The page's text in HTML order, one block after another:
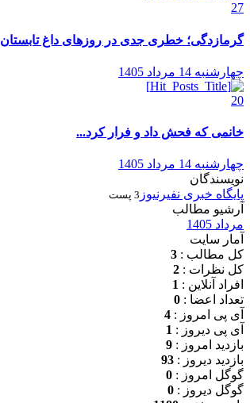
27
گرمازدگی؛ خطری جدی در روزهای داغ تابستان
چهارشنبه 14 مرداد 1405
20
خانمی که فحش داد و فرار کرد...
چهارشنبه 14 مرداد 1405
نویسندگان
پایگاه خبری نفیرنیوز 3 پست
آرشیو مطالب
مرداد 1405
آمار سایت
کل مطالب : 3
کل نظرات : 2
افراد آنلاین : 1
تعداد اعضا : 0
آی پی امروز : 4
آی پی دیروز : 1
بازدید امروز : 9
بازدید دیروز : 93
گوگل امروز : 0
گوگل دیروز : 0